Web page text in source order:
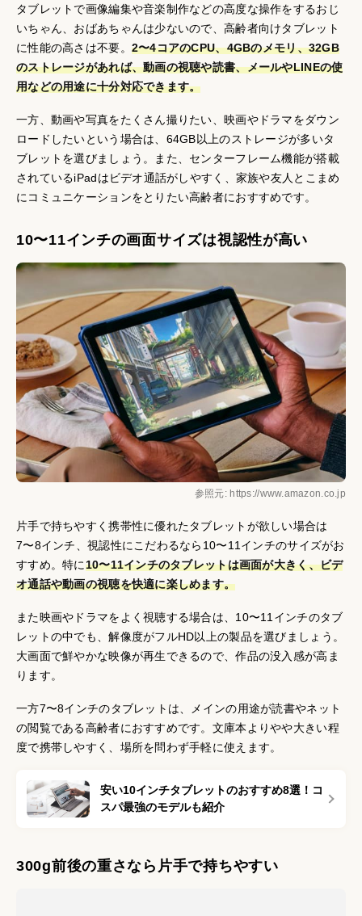
タブレットで画像編集や音楽制作などの高度な操作をするおじ
いちゃん、おばあちゃんは少ないので、高齢者向けタブレット
に性能の高さは不要。 2〜4コアのCPU、4GBのメモリ、32GB
のストレージがあれば、動画の視聴や読書、メールやLINEの使
用などの用途に十分対応できます。
一方、動画や写真をたくさん撮りたい、映画やドラマをダウン
ロードしたいという場合は、64GB以上のストレージが多いタ
ブレットを選びましょう。また、センターフレーム機能が搭載
されているiPadはビデオ通話がしやすく、家族や友人とこまめ
にコミュニケーションをとりたい高齢者におすすめです。
10〜11インチの画面サイズは視認性が高い
参照元: https://www.amazon.co.jp
片手で持ちやすく携帯性に優れたタブレットが欲しい場合は
7〜8インチ、視認性にこだわるなら10〜11インチのサイズがお
すすめ。特に10〜11インチのタブレットは画面が大きく、ビデ
オ通話や動画の視聴を快適に楽しめます。
また映画やドラマをよく視聴する場合は、10〜11インチのタブ
レットの中でも、解像度がフルHD以上の製品を選びましょう。
大画面で鮮やかな映像が再生できるので、作品の没入感が高ま
ります。
一方7〜8インチのタブレットは、メインの用途が読書やネット
の閲覧である高齢者におすすめです。文庫本よりやや大きい程
度で携帯しやすく、場所を問わず手軽に使えます。
安い10インチタブレットのおすすめ8選！コ
スパ最強のモデルも紹介
300g前後の重さなら片手で持ちやすい